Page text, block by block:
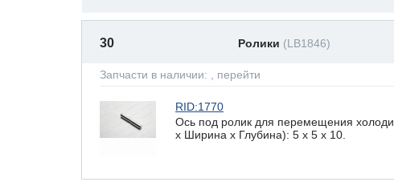
30 Ролики (LB1846)
Запчасти в наличии: , перейти
RID:1770
Ось под ролик для перемещения
х Ширина х Глубина): 5 x 5 х 10.